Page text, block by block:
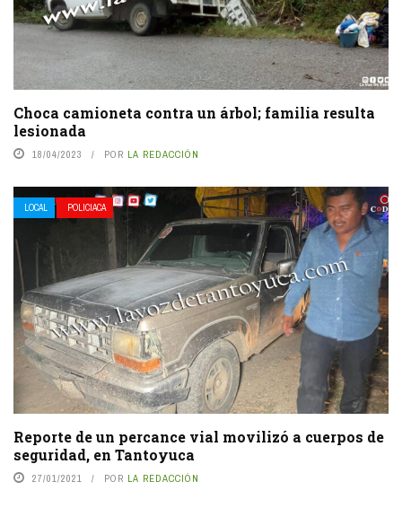
Choca camioneta contra un árbol; familia resulta
lesionada
18/04/2023 POR LA REDACCIÓN
LOCAL POLICIACA
Reporte de un percance vial movilizó a cuerpos de
seguridad, en Tantoyuca
27/01/2021 POR LA REDACCIÓN